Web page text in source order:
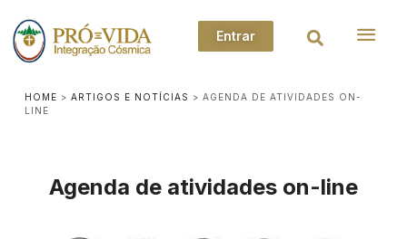
Entrar
HOME >ARTIGOS E NOTÍCIAS >AGENDA DE ATIVIDADES ON-
LINE
Agenda de atividades on-line